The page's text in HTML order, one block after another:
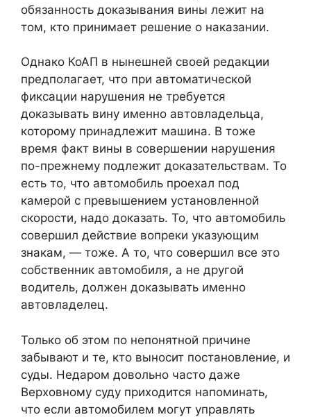
обязанность доказывания вины лежит на
том, кто принимает решение о наказании.
Однако КоАП в нынешней своей редакции
предполагает, что при автоматической
фиксации нарушения не требуется
доказывать вину именно автовладельца,
которому принадлежит машина. В тоже
время факт вины в совершении нарушения
по-прежнему подлежит доказательствам. То
есть то, что автомобиль проехал под
камерой с превышением установленной
скорости, надо доказать. То, что автомобиль
совершил действие вопреки указующим
знакам, — тоже. А то, что совершил все это
собственник автомобиля, а не другой
водитель, должен доказывать именно
автовладелец.
Только об этом по непонятной причине
забывают и те, кто выносит постановление, и
суды. Недаром довольно часто даже
Верховному суду приходится напоминать,
что если автомобилем могут управлять